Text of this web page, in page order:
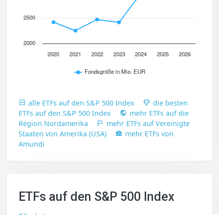
Fondsgröße in Mio. EUR
2020 2021 2022 2023 2024 2025 2026
2000
2500
alle ETFs auf den S&P 500 Index
die besten
ETFs auf den S&P 500 Index
mehr ETFs auf die
Region Nordamerika
mehr ETFs auf Vereinigte
Staaten von Amerika (USA)
mehr ETFs von
Amundi
ETFs auf den S&P 500 Index